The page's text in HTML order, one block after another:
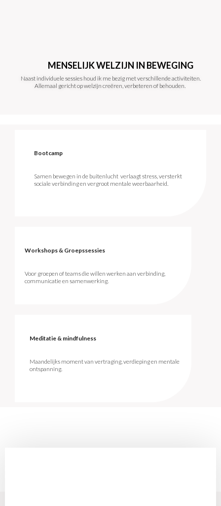
MENSELIJK WELZIJN IN BEWEGING
Naast individuele sessies houd ik me bezig met verschillende activiteiten.
Allemaal gericht op welzijn creëren, verbeteren of behouden.
Bootcamp
Samen bewegen in de buitenlucht verlaagt stress, versterkt
sociale verbinding en vergroot mentale weerbaarheid.
Workshops & Groepssessies
Voor groepen of teams die willen werken aan verbinding,
communicatie en samenwerking.
Meditatie & mindfulness
Maandelijks moment van vertraging, verdieping en mentale
ontspanning.